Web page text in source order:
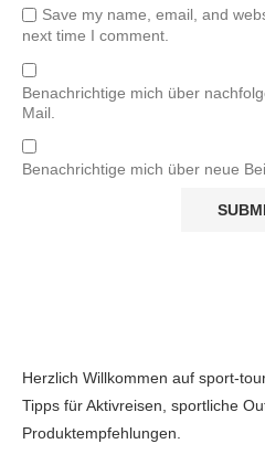
Save my name, email, and
next time I comment.
Benachrichtige mich über
Mail.
Benachrichtige mich über neue
Herzlich Willkommen auf sport-
Tipps für Aktivreisen, sportliche
Produktempfehlungen.